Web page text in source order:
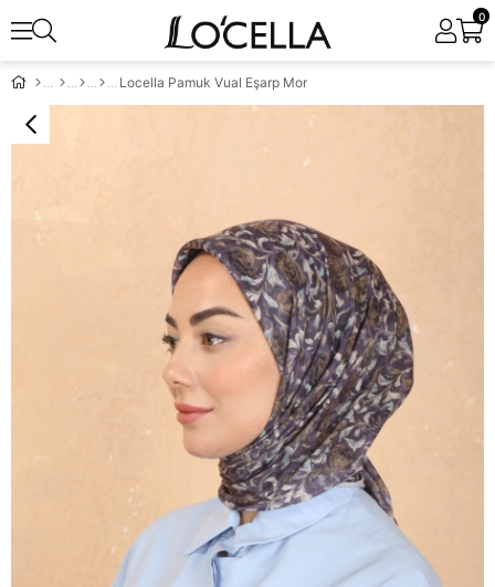
0
Locella Pamuk Vual Eşarp Mor